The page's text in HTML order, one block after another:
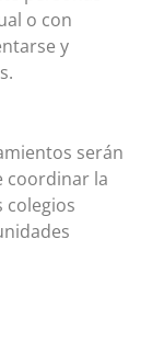
o con
y
serán
coordinar la
colegios